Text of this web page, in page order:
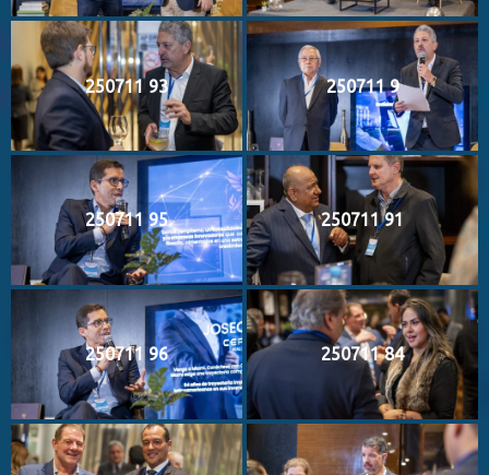
250711 93 250711 9
250711 95 250711 91
250711 96 250711 84